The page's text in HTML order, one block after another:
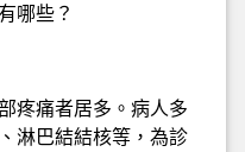
哪些？
痛者居多。病人多
淋巴結結核等，為診